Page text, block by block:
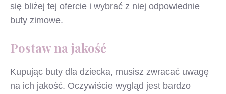
się bliżej tej ofercie i wybrać z niej odpowiednie
buty zimowe.
Postaw na jakość
Kupując buty dla dziecka, musisz zwracać uwagę
na ich jakość. Oczywiście wygląd jest bardzo